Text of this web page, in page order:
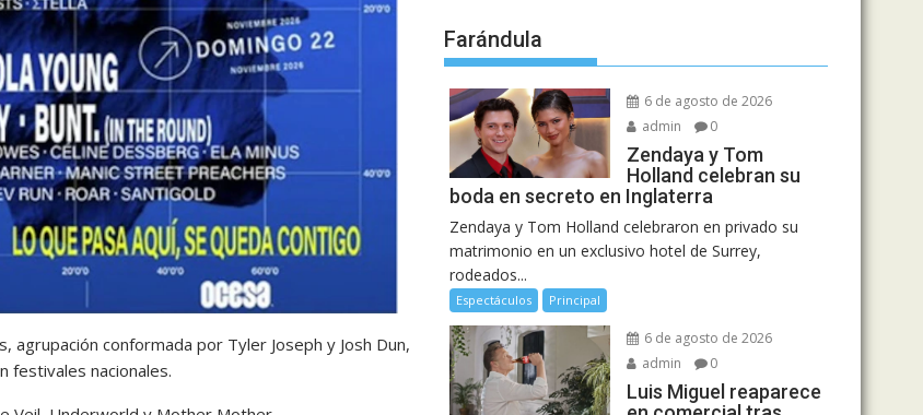
agrupación conformada por Tyler Joseph y Josh Dun,
festivales nacionales.
Farándula
6 de agosto de 2026
admin
0
Zendaya y Tom
Holland celebran su
boda en secreto en Inglaterra
Zendaya y Tom Holland celebraron en privado su
matrimonio en un exclusivo hotel de Surrey,
rodeados...
Espectáculos Principal
6 de agosto de 2026
admin
0
Luis Miguel reaparece